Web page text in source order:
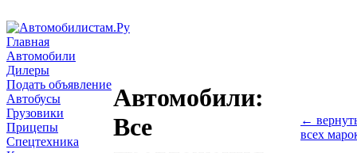
Главная
Автомобили
Дилеры
Подать объявление
Автобусы
Грузовики
Прицепы
Спецтехника
Автомобили:
Все
←
всех